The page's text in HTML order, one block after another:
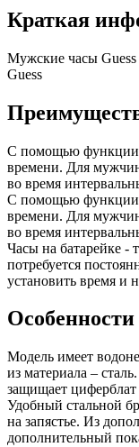
Краткая
Мужские часы Guess
Guess
С помощью функции
времени. Для
во время
С помощью функции
времени. Для
во время
Часы на батарейке -
потребуется
установить время и
Особенности
Модель имеет
из материала –
защищает
Удобный стальной
на запястье. Из
дополнительный